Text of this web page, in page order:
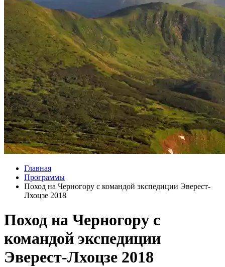
Главная
Программы
Поход на Черногору с командой экспедиции Эверест-
Лхоцзе 2018
Поход на Черногору с
командой экспедиции
Эверест-Лхоцзе 2018